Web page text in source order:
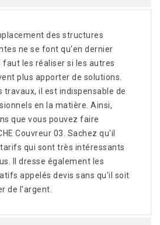
des structures
ne se font qu'en dernier
les réaliser si les autres
plus apporter de solutions.
travaux, il est indispensable de
en la matière. Ainsi,
que vous pouvez faire
Couvreur 03. Sachez qu'il
qui sont très intéressants
Il dresse également les
appelés devis sans qu'il soit
de l'argent.